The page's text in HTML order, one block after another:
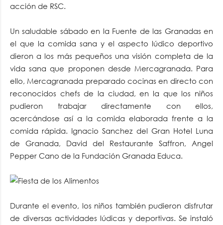
acción de RSC.
Un saludable sábado en la Fuente de las Granadas en
el que la comida sana y el aspecto lúdico deportivo
dieron a los más pequeños una visión completa de la
vida sana que proponen desde Mercagranada. Para
ello, Mercagranada preparado cocinas en directo con
reconocidos chefs de la ciudad, en la que los niños
pudieron trabajar directamente con ellos,
acercándose así a la comida elaborada frente a la
comida rápida. Ignacio Sanchez del Gran Hotel Luna
de Granada, David del Restaurante Saffron, Angel
Pepper Cano de la Fundación Granada Educa.
Durante el evento, los niños también pudieron disfrutar
de diversas actividades lúdicas y deportivas. Se instaló